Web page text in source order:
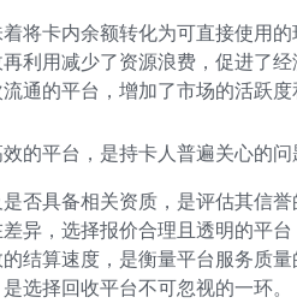
将卡内余额转化为可直接使用的
利用减少了资源浪费，促进了经
通的平台，增加了市场的活跃度
的平台，是持卡人普遍关心的
否具备相关资质，是评估其信誉
异，选择报价合理且透明的平台
结算速度，是衡量平台服务质量
选择回收平台不可忽视的一环。